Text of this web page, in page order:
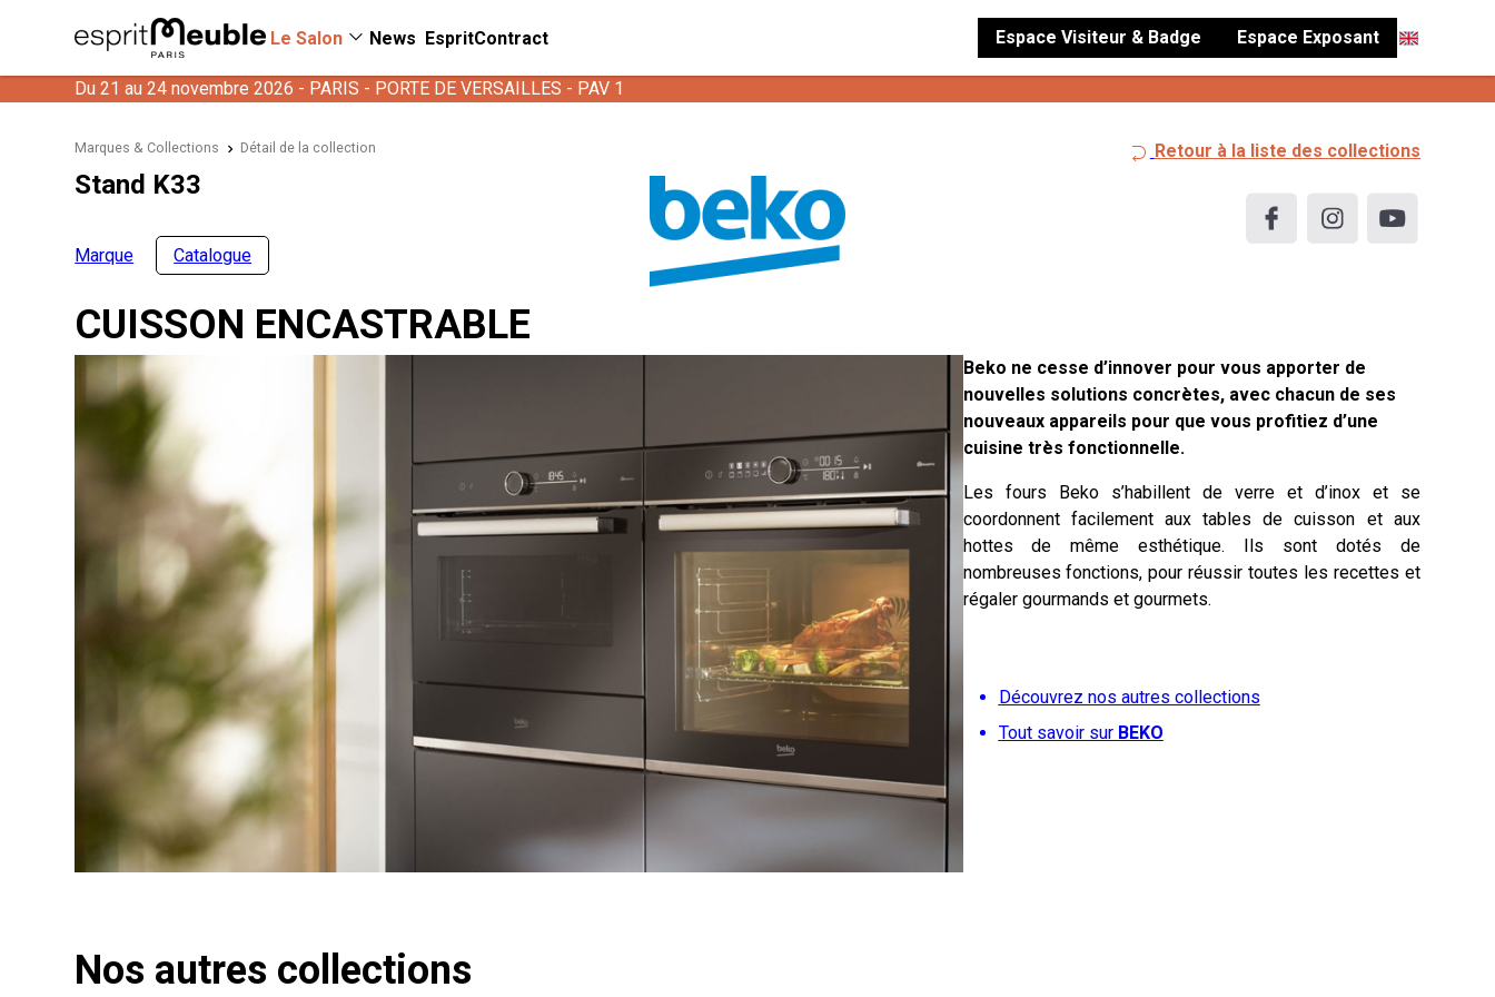
Le Salon News EspritContract Espace Exposant
Espace Visiteur & Badge
Du 21 au 24 novembre 2026 - PARIS - PORTE DE VERSAILLES - PAV 1
Marques & Collections Détail de la collection Retour à la liste des collections
Stand K33
Marque Catalogue
CUISSON ENCASTRABLE
Beko ne cesse d’innover pour vous apporter de
nouvelles solutions concrètes, avec chacun de ses
nouveaux appareils pour que vous profitiez d’une
cuisine très fonctionnelle.
Les fours Beko s’habillent de verre et d’inox et se
coordonnent facilement aux tables de cuisson et aux
hottes de même esthétique. Ils sont dotés de
nombreuses fonctions, pour réussir toutes les recettes et
régaler gourmands et gourmets.
Découvrez nos autres collections
Tout savoir sur BEKO
Nos autres collections